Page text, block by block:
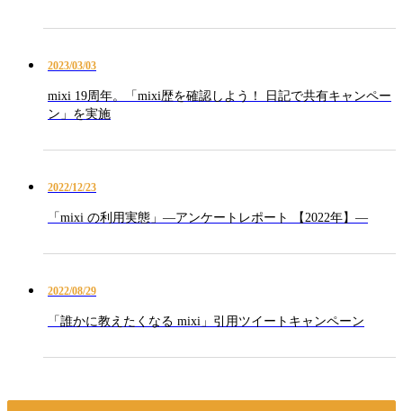
2023/03/03
mixi 19周年。「mixi歴を確認しよう！ 日記で共有キャンペー
ン」を実施
2022/12/23
「mixi の利用実態」—アンケートレポート 【2022年】—
2022/08/29
「誰かに教えたくなる mixi」引用ツイートキャンペーン